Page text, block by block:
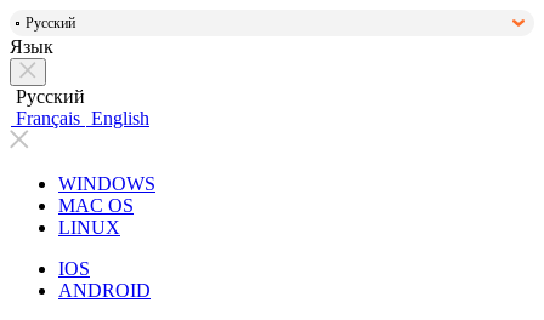
Русский
Язык
Русский
Français English
WINDOWS
MAC OS
LINUX
IOS
ANDROID